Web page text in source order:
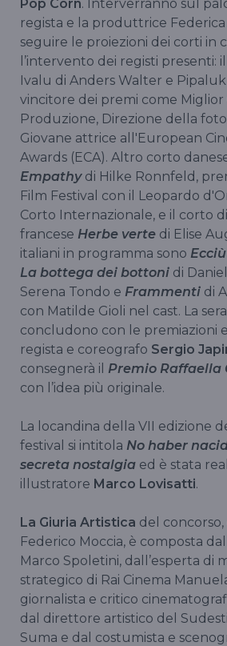
Pop Corn. Interverranno sul
regista e la produttrice
seguire le proiezioni dei corti in
l’intervento dei registi presenti:
Ivalu di Anders Walter e
vincitore dei premi come Miglior
Produzione, Direzione della
Giovane attrice all'European
Awards (ECA). Altro corto
Empathydi Hilke Ronnfeld,
Film Festival con il Leopardo
Corto Internazionale, e il corto
francese Herbe verte di Elise
italiani in programma sono Ecciù
La bottega dei bottoni di
Serena Tondo e Frammenti di
con Matilde Gioli nel cast. La
concludono con le premiazioni
regista e coreografo Sergio
consegnerà il Premio Raffaella
con l’idea più originale.
La locandina della VII edizione
festival si intitola No haber
secreta nostalgia ed è stata
illustratore Marco Lovisatti.
La Giuria Artistica del
Federico Moccia, è composta
Marco Spoletini, dall’esperta di
strategico di Rai Cinema
giornalista e critico
dal direttore artistico del
Suma e dal costumista e